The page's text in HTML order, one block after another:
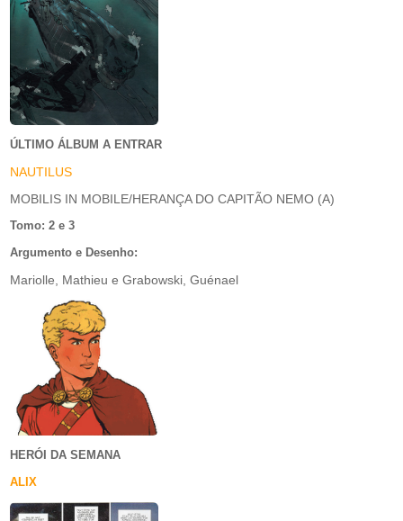
ÚLTIMO ÁLBUM A ENTRAR
NAUTILUS
MOBILIS IN MOBILE/HERANÇA DO CAPITÃO NEMO (A)
Tomo: 2 e 3
Argumento e Desenho:
Mariolle, Mathieu e Grabowski, Guénael
HERÓI DA SEMANA
ALIX